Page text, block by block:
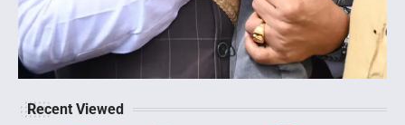
Recent Viewed